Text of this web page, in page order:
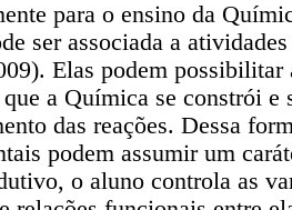
para o ensino da
ser associada a
Elas podem possibilitar
a Química se constrói e
das reações. Dessa
podem assumir um
o aluno controla as